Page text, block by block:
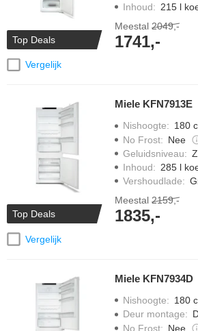
Top Deals
Vergelijk
Inhoud: 215 l
Meestal 2049,-
1741,-
Top Deals
Vergelijk
Miele KFN7913E
Nishoogte: 180
No Frost: Nee
Geluidsniveau:
Inhoud: 285 l
Vershoudlade:
Meestal 2159,-
1835,-
Miele KFN7934D
Nishoogte: 180
Deur montage:
No Frost: Nee